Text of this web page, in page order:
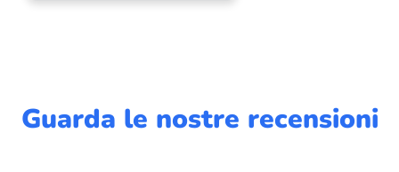
Guarda le nostre recensioni